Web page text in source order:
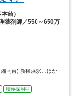
給）
薬剤師／550～650万
湘南台) 新横浜駅…ほか
積極採用中